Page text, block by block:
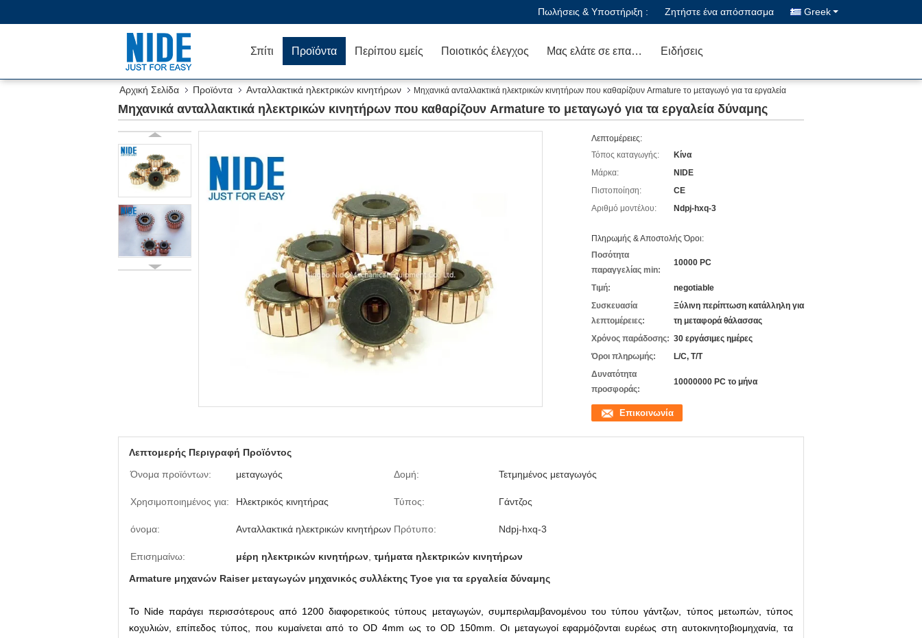
Πωλήσεις & Υποστήριξη : Ζητήστε ένα απόσπασμα Greek
Σπίτι Προϊόντα Περίπου εμείς Ποιοτικός έλεγχος Μας ελάτε σε επαφή με Ειδήσεις
Αρχική Σελίδα Προϊόντα Ανταλλακτικά ηλεκτρικών κινητήρων
Μηχανικά ανταλλακτικά ηλεκτρικών κινητήρων που καθαρίζουν Armature το μεταγωγό για τα εργαλεία
δύναμης
Μηχανικά ανταλλακτικά ηλεκτρικών κινητήρων που καθαρίζουν Armature το μεταγωγό για τα εργαλεία δύναμης
Λεπτομέρειες:
Τόπος καταγωγής:
Κίνα
Μάρκα:
NIDE
Πιστοποίηση:
CE
Αριθμό μοντέλου:
Ndpj-hxq-3
Πληρωμής & Αποστολής Όροι:
Ποσότητα
παραγγελίας min:
10000 PC
Τιμή:
negotiable
Συσκευασία
λεπτομέρειες:
Ξύλινη περίπτωση κατάλληλη για
τη μεταφορά θάλασσας
Χρόνος παράδοσης: 30 εργάσιμες ημέρες
Όροι πληρωμής:
L/C, T/T
Δυνατότητα
προσφοράς:
10000000 PC το μήνα
Επικοινωνία
Λεπτομερής Περιγραφή Προϊόντος
Όνομα προϊόντων:
μεταγωγός Δομή: Τετμημένος μεταγωγός
Χρησιμοποιημένος για: Ηλεκτρικός κινητήρας Τύπος: Γάντζος
όνομα: Ανταλλακτικά ηλεκτρικών κινητήρων Πρότυπο: Ndpj-hxq-3
Επισημαίνω: μέρη ηλεκτρικών κινητήρων τμήματα ηλεκτρικών κινητήρων
Armature μηχανών Raiser μεταγωγών μηχανικός συλλέκτης Tyoe για τα εργαλεία δύναμης
Το Nide παράγει περισσότερους από 1200 διαφορετικούς τύπους μεταγωγών, συμπεριλαμβανομένου του τύπου γάντζων, τύπος μετωπών, τύπος
κοχυλιών, επίπεδος τύπος, που κυμαίνεται από το OD 4mm ως το OD 150mm. Οι μεταγωγοί εφαρμόζονται ευρέως στη αυτοκινητοβιομηχανία, τα